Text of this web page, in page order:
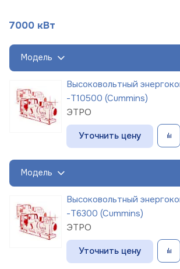
7000 кВт
Модель
Высоковольтный
-Т10500 (Cummins)
ЭТРО
Уточнить цену
Модель
Высоковольтный
-Т6300 (Cummins)
ЭТРО
Уточнить цену